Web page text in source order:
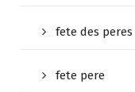
fete des peres
fete pere